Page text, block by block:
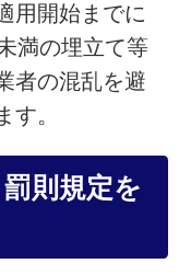
用開始までに
満の埋立て等
者の混乱を避
す。
則規定を